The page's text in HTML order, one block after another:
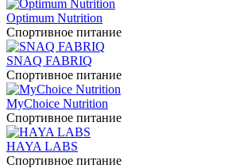
Optimum Nutrition
Спортивное питание
SNAQ FABRIQ
Спортивное питание
MyChoice Nutrition
Спортивное питание
HAYA LABS
Спортивное питание